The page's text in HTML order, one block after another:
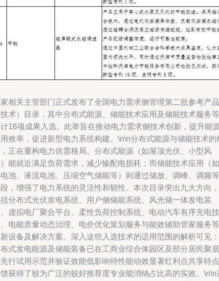
相关主管部门正式发布了全国电力需求侧管理第二批参考产品
术）目录，其中分布式能源、储能技术应用及储能技术服务等
16项成果入选。此举旨在推动电力需求侧技术创新，提升能
效率，促进新型电力系统构建。\n\n分布式能源与储能技术的
正在重构电力供需格局。分布式能源（如屋顶光伏、小型风
能就近满足负荷需求，减少输配电损耗；而储能技术应用（如
池、液流电池、压缩空气储能等）则通过储放、调峰、调频等
，增强了电力系统的灵活性和韧性。本次目录突出九大方向，
分布式光伏发电系统、用户侧储能系统、风光储一体发电装
虚拟电厂聚合平台、柔性负荷控制系统、电动汽车有序充电技
电能质量动态治理、电价优化策划服务与能效辅助管家服务等
设备及解决方案。深入这些入选技术的适用范围的解析可见：
式发电能源及储能装备已在工商业综合体园区及部分居民聚居
行试用示范并验证效能低影响特性能动效显著红利点共享特点
获得了较为广泛的较好推荐度专业能消纳占比高的实效。\n\n